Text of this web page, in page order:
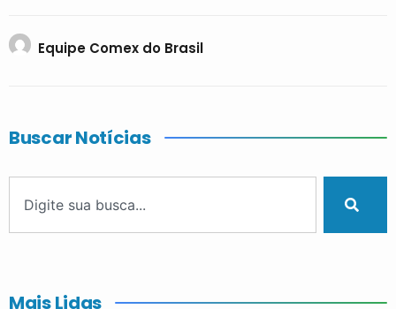
Equipe Comex do Brasil
Buscar Notícias
Mais Lidas